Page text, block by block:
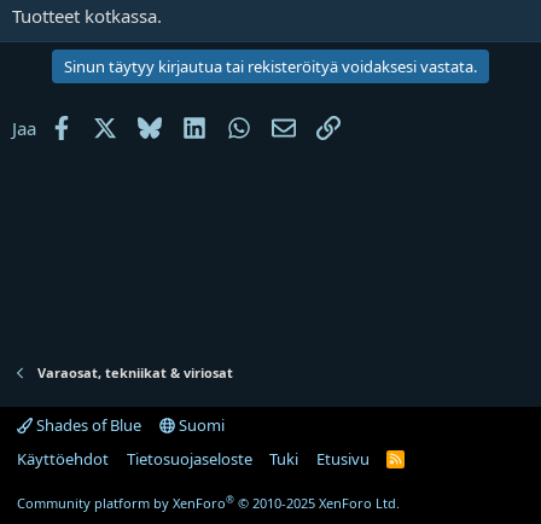
a
Tuotteet kotkassa.
Sinun täytyy kirjautua tai rekisteröityä voidaksesi vastata.
Jaa Facebook BlueskyLinkedInWhatsAppSähköposti
Linkki
Varaosat, tekniikat & viriosat
Shades of Blue
Suomi
Käyttöehdot
Tietosuojaseloste Tuki Etusivu
R
Community platform by XenForo® © 2010-2025 XenForo Ltd.